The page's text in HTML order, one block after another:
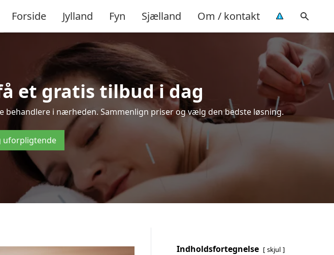
Forside Jylland Fyn Sjælland Om / kontakt
et gratis tilbud i dag
i nærheden. Sammenlign priser og vælg den bedste løsning.
uforpligtende
Indholdsfortegnelse skjul